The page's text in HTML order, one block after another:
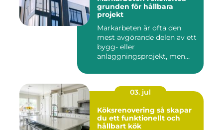
grunden för hållbara
projekt
Markarbeten är ofta den
mest avgörande delen av ett
bygg- eller
anläggningsprojekt, men
03. jul
Köksrenovering så skapar
du ett funktionellt och
hållbart kök